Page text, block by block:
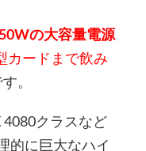
の大容量電源
カードまで飲み
。
4080クラスなど
的に巨大なハイ